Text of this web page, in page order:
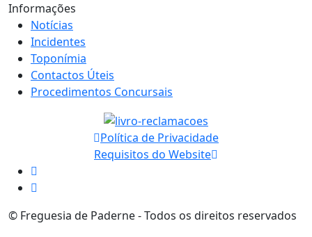
Informações
Notícias
Incidentes
Toponímia
Contactos Úteis
Procedimentos Concursais
Política de Privacidade
Requisitos do Website
© Freguesia de Paderne - Todos os direitos reservados